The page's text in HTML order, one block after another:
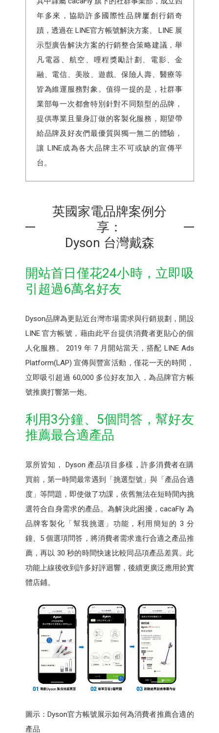
年多來，協助許多國際性品牌屢創行銷奇
蹟，透過在 LINE官方帳號解決方案、 LINE 展
示型廣告解決方案的行銷整合策略建議，舉
凡電器、航空、哩程獎勵計劃、電影、金
融、電信、美妝、遊戲、保險人壽、醫療等
皆為維運服務對象。值得一提的是，社群事
業部每一次都會特別針對不同類型的品牌，
提供專業且量身訂做的客製化服務，期望帶
給品牌及好友們最優質與獨一無二的體驗，
讓 LINE成為各大品牌主不可或缺的宣傳平
台。
英國家電品牌案例分
享：
Dyson 台灣戴森
開站首日僅花24小時，立即吸
引超過6萬名好友
Dyson品牌為更貼近台灣市場需求與行銷規劃，開設
LINE 官方帳號，藉由此平台提供消費者更貼心的個
人化服務。 2019 年 7 月開站當天，搭配 LINE Ads
Platform(LAP) 宣傳與豐富活動，僅花一天的時間，
立即吸引超過 60,000 多位好友加入，為品牌官方帳
號推廣打響第一炮。
利用3分鐘、5個問答，幫好友
推薦最合適產品
眾所皆知， Dyson 產品項目多樣，許多消費者在購
買前，第一時間最常遇到「挑選型號」與「產品合適
度」等問題，即使做了功課，依舊無法在短時間內挑
選符合自身需求的產品。為解決此困擾，cacaFly 為
品牌客製化「幫我挑選」功能，利用簡短的 3 分
鐘、5 個選項問答，將消費者需求進行合適之產品推
薦，再以 30 秒的時間快速比較同品項產品差異。此
功能上線後收到許多好評迴響，後續更廣泛應用於實
體店鋪。
圖示：Dyson官方帳號展示如何為消費者推薦合適的
產品